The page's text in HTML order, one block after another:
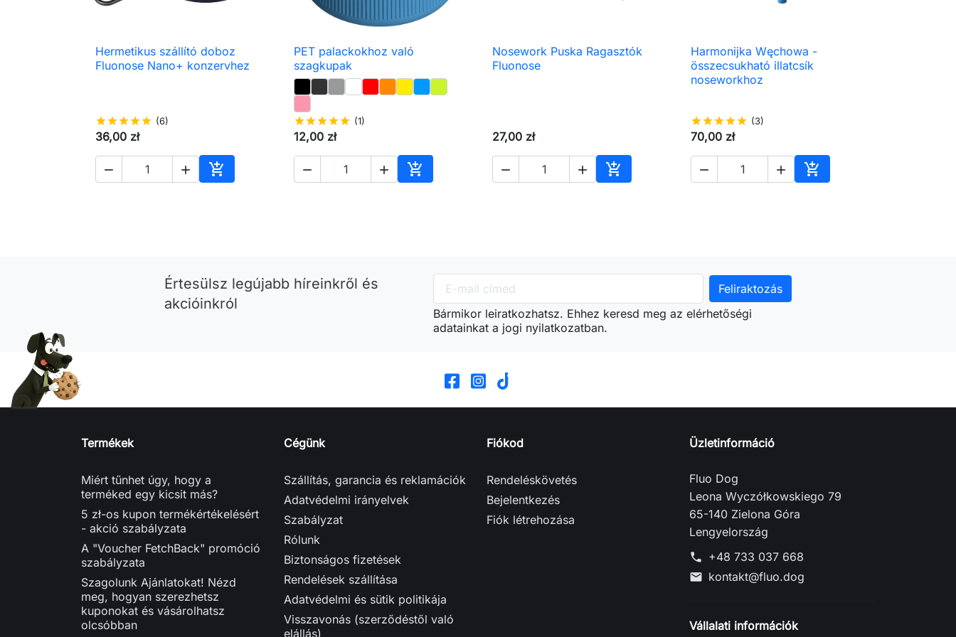
 Előnézet
Hermetikus szállító doboz
Fluonose Nano+ konzervhez
starstarstarstarstar (6)
36,00 zł
  
Kosárba
 Előnézet
PET palackokhoz való
szagkupak
starstarstarstarstar (1)
12,00 zł
  
Kosárba
 Előnézet
Nosework Puska Ragasztók
Fluonose
27,00 zł
  
Kosárba
 Előnézet
Harmonijka Węchowa -
összecsukható illatcsík
noseworkhoz
starstarstarstarstar (3)
70,00 zł
  
Kosárba
Értesülsz legújabb híreinkről és
akcióinkról
Bármikor leiratkozhatsz. Ehhez keresd meg az elérhetőségi
adatainkat a jogi nyilatkozatban.
Termékek
Miért tűnhet úgy, hogy a
terméked egy kicsit más?
5 zł-os kupon termékértékelésért
- akció szabályzata
A "Voucher FetchBack" promóció
szabályzata
Szagolunk Ajánlatokat! Nézd
meg, hogyan szerezhetsz
kuponokat és vásárolhatsz
olcsóbban
Cégünk
Szállítás, garancia és reklamációk
Adatvédelmi irányelvek
Szabályzat
Rólunk
Biztonságos fizetések
Rendelések szállítása
Adatvédelmi és sütik politikája
Visszavonás (szerződéstől való
elállás)
Fiókod
Rendeléskövetés
Bejelentkezés
Fiók létrehozása
Üzletinformáció
Fluo Dog
Leona Wyczółkowskiego 79
65-140 Zielona Góra
Lengyelország
phone +48 733 037 668
mail kontakt@fluo.dog
Vállalati információk